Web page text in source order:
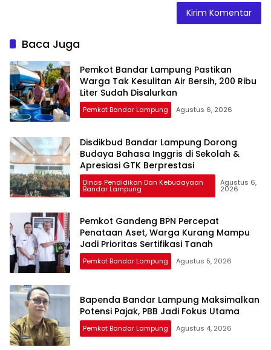
Baca Juga
Pemkot Bandar Lampung Pastikan
Warga Tak Kesulitan Air Bersih, 200 Ribu
Liter Sudah Disalurkan
Pemkot Bandar Lampung Agustus 6, 2026
Disdikbud Bandar Lampung Dorong
Budaya Bahasa Inggris di Sekolah &
Apresiasi GTK Berprestasi
Dinas Pendidikan Dan Kebudayaan
Bandar Lampung
Agustus 6,
2026
Pemkot Gandeng BPN Percepat
Penataan Aset, Warga Kurang Mampu
Jadi Prioritas Sertifikasi Tanah
Pemkot Bandar Lampung Agustus 5, 2026
Bapenda Bandar Lampung Maksimalkan
Potensi Pajak, PBB Jadi Fokus Utama
Pemkot Bandar Lampung Agustus 4, 2026